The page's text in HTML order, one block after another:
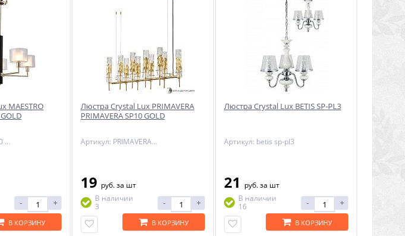
MAESTRO
Артикул: MAESTRO SP-PL5 GOLD
- +
В КОРЗИНУ
Люстра Crystal Lux PRIMAVERA
PRIMAVERA SP10 GOLD
Артикул: PRIMAVERA SP10 GOLD
19 руб.за шт
В наличии
3
- +
В КОРЗИНУ
Люстра Crystal Lux BETIS SP-PL3
Артикул: betis sp-pl3
21 руб.за шт
В наличии
16
- +
В КОРЗИНУ